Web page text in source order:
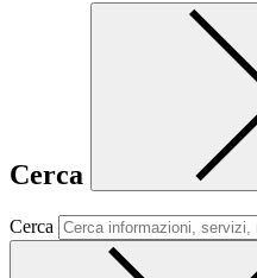
Cerca
Cerca